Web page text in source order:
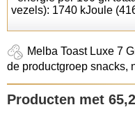
vezels): 1740 kJoule
Melba Toast Luxe 7
de productgroep snacks,
Producten met